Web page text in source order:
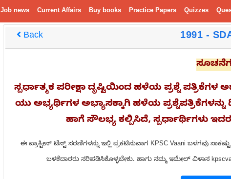
Job news Current Affairs Buy books Practice Papers Quizzes
Back 1991 -
ಸ್ಪರ್ಧಾತ್ಮಕ ಪರೀಕ್ಷಾ ದೃಷ್ಟಿಯಿಂದ ಹಳೆಯ ಪ್ರಶ್ನೆ
ಯು ಅಭ್ಯರ್ಥಿಗಳ ಅಭ್ಯಾಸಕ್ಕಾಗಿ ಹಳೆಯ
ಹಾಗೆ ಸೌಲಭ್ಯ ಕಲ್ಪಿಸಿದೆ, ಸ್ಪರ್ಧಾರ್ಥಿಗಳು
ಈ ಪ್ರಾಕ್ಟೀಸ್ ಟೆಸ್ಟ್ ಸರಣಿಗಳನ್ನು ಇಲ್ಲಿ ಪ್ರಕಟಿಸುವಾಗ KPSC Vaani ಬಳಗವು
ಬಳಕೆದಾರರು ಸರಿಪಡಿಸಿಕೊಳ್ಳಬೇಕು. ಹಾಗು ನಮ್ಮ ಇಮೇಲ್ ವಿಳಾಸ